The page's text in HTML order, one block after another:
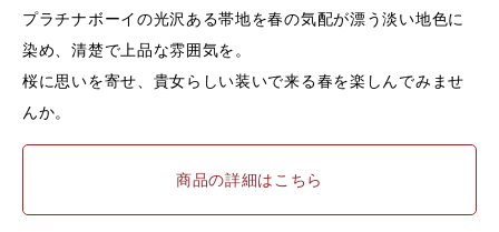
プラチナボーイの光沢ある帯地を春の気配が漂う淡い地色に
染め、清楚で上品な雰囲気を。
桜に思いを寄せ、貴女らしい装いで来る春を楽しんでみませ
んか。
商品の詳細はこちら